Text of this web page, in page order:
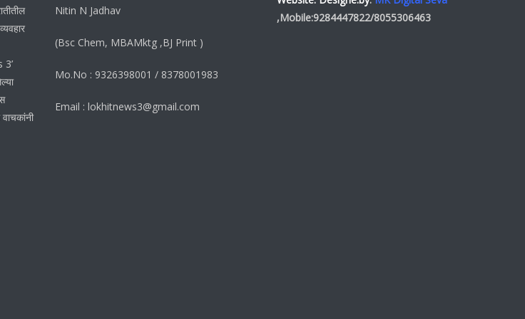
3’
Nitin N Jadhav
(Bsc Chem, MBAMktg ,BJ Print )
Mo.No : 9326398001 / 8378001983
Email : lokhitnews3@gmail.com
,Mobile:9284447822/8055306463